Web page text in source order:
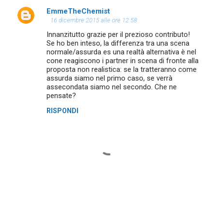
C
EmmeTheChemist
16 dicembre 2015 alle ore 12:58
Innanzitutto grazie per il prezioso contributo!
Se ho ben inteso, la differenza tra una scena
normale/assurda es una realtà alternativa è nel
cone reagiscono i partner in scena di fronte alla
proposta non realistica: se la tratteranno come
assurda siamo nel primo caso, se verrà
assecondata siamo nel secondo. Che ne
pensate?
RISPONDI